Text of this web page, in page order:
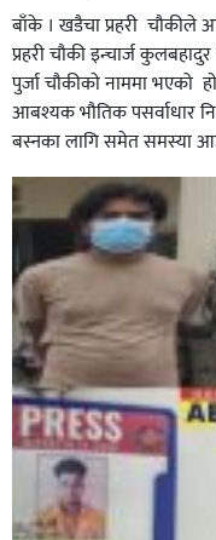
घोराहीको समृद्धिका
हुने,
बाँके । खडैचा प्रहरी चाैकीले
प्रहरी चाैकी इन्चार्ज
पुर्जा चाैकीकाे नाममा भएको
आबश्यक भाैतिक पसर्वाधार
बस्नका लागि समेत समस्या